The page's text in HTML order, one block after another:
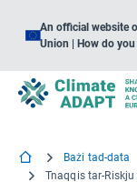
An official website
Union | How do
Bażi tad-data